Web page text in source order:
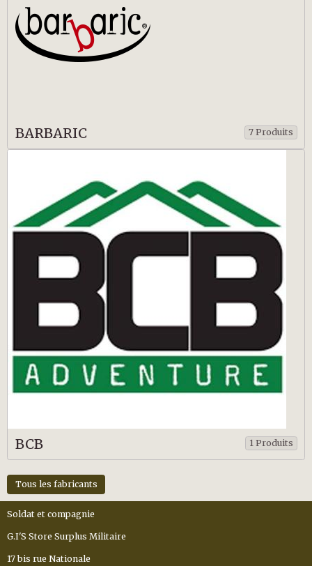
BARBARIC 7 Produits
BCB 1 Produits
Tous les fabricants
Soldat et compagnie
G.I'S Store Surplus Militaire
17 bis rue Nationale